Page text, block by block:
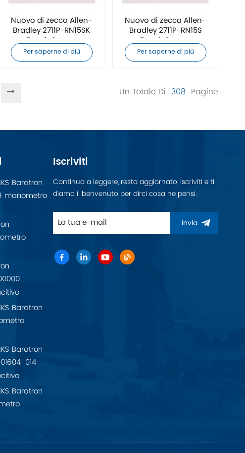
Nuovo di zecca Allen-
Bradley 2711P-RN15SK
Touch Screen
Per saperne di più
Nuovo di zecca Allen-
Bradley 2711P-RN15S
Touch Screen
Per saperne di più
Un Totale Di 308 Pagine
Baratron
manometro
Baratron
Baratron
014
Baratron
Iscriviti
Continua a leggere, resta aggiornato, iscriviti e ti
diamo il benvenuto per dirci cosa ne pensi.
Invia